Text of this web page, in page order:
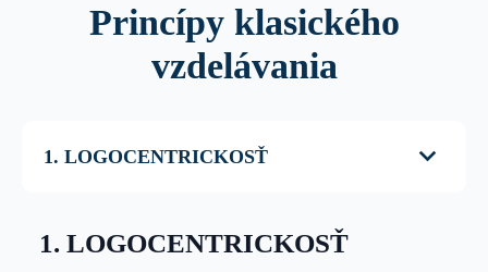
Princípy klasického
vzdelávania
1. LOGOCENTRICKOSŤ
1. LOGOCENTRICKOSŤ